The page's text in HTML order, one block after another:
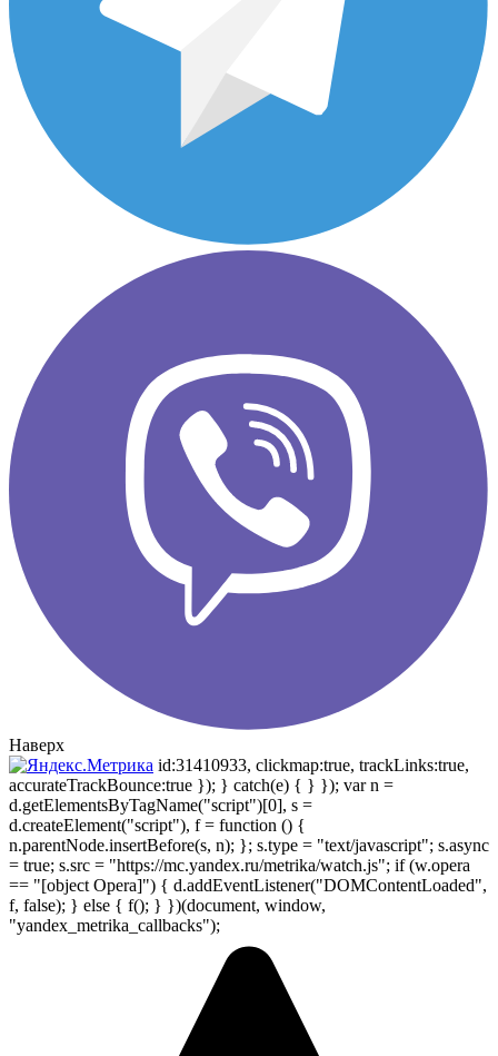
Наверх
id:31410933, clickmap:true, trackLinks:true,
accurateTrackBounce:true }); } catch(e) { } }); var n =
d.getElementsByTagName("script")[0], s =
d.createElement("script"), f = function () {
n.parentNode.insertBefore(s, n); }; s.type = "text/javascript"; s.async
= true; s.src = "https://mc.yandex.ru/metrika/watch.js"; if (w.opera
== "[object Opera]") { d.addEventListener("DOMContentLoaded",
f, false); } else { f(); } })(document, window,
"yandex_metrika_callbacks");